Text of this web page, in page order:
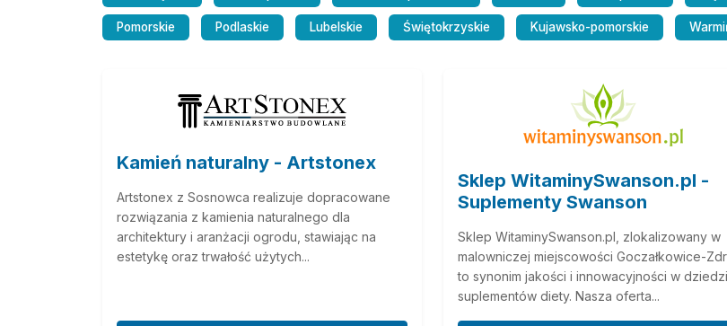
Pomorskie Podlaskie Lubelskie Świętokrzyskie Kujawsko-pomorskie
Kamień naturalny - Artstonex
Artstonex z Sosnowca realizuje dopracowane
rozwiązania z kamienia naturalnego dla
architektury i aranżacji ogrodu, stawiając na
estetykę oraz trwałość użytych...
Sklep WitaminySwanson.pl -
Suplementy Swanson
Sklep WitaminySwanson.pl, zlokalizowany w
malowniczej miejscowości Goczałkowice-
to synonim jakości i innowacyjności w
suplementów diety. Nasza oferta...